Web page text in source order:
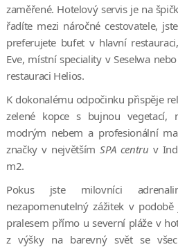
zaměřené. Hotelový servis je na
řadíte mezi náročné cestovatele,
preferujete bufet v hlavní
Eve, místní speciality v Seselwa
restauraci Helios.
K dokonalému odpočinku přispěje
zelené kopce s bujnou vegetací,
modrým nebem a profesionální
značky v největšímSPA centru v
m2.
Pokus jste milovníci
nezapomenutelný zážitek v
pralesem přímo u severní pláže v
z výšky na barevný svět se